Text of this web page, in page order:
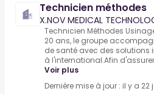
Technicien méthodes
X.NOV MEDICAL
Technicien Méthodes
20 ans, le groupe
de santé avec des solutions
à l'international.Afin
Voir plus
Dernière mise à jour : il y a 22